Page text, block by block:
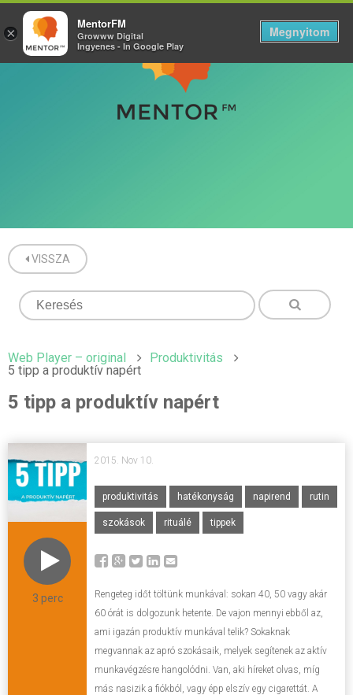
VISSZA
Web Player – original
Produktivitás
5 tipp a produktív napért
5 tipp a produktív napért
3 perc
2015. Nov 10.
produktivitás hatékonyság napirend rutin
szokások rituálé tippek
Rengeteg időt töltünk munkával: sokan 40, 50 vagy akár
60 órát is dolgozunk hetente. De vajon mennyi ebből az,
ami igazán produktív munkával telik? Sokaknak
megvannak az apró szokásaik, melyek segítenek az aktív
munkavégzésre hangolódni. Van, aki híreket olvas, míg
más nasizik a fiókból, vagy épp elszív egy cigarettát. A
×
MentorFM
Growww Digital
Ingyenes - In Google Play
Megnyitom